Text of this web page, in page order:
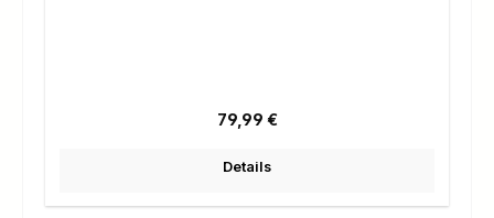
Regulärer Preis:
79,99 €
Details